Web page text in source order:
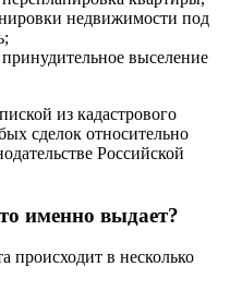
недвижимости под
выселение
из кадастрового
сделок относительно
Российской
именно выдает?
происходит в несколько